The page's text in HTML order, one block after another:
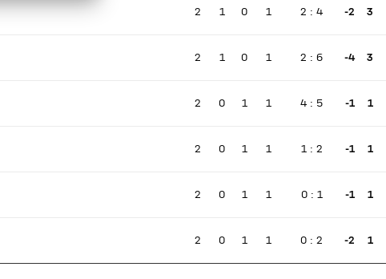
2 1 0 1 2 : 4 -2 3
2 1 0 1 2 : 6 -4 3
2 0 1 1 4 : 5 -1 1
2 0 1 1 1 : 2 -1 1
2 0 1 1 0 : 1 -1 1
2 0 1 1 0 : 2 -2 1